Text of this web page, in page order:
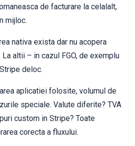
de facturare la celalalt,
mijloc.
nativa exista dar nu acopera
altii – in cazul FGO, de exemplu
deloc.
aplicatiei folosite, volumul de
speciale. Valute diferite? TVA
custom in Stripe? Toate
corecta a fluxului.